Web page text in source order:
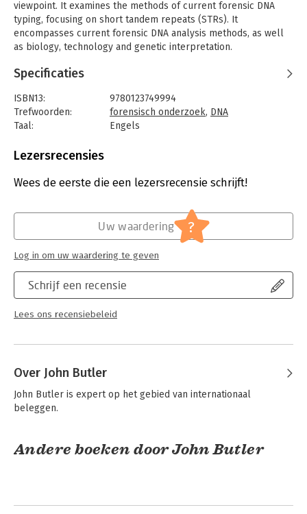
viewpoint. It examines the methods of current forensic DNA
typing, focusing on short tandem repeats (STRs). It
encompasses current forensic DNA analysis methods, as well
as biology, technology and genetic interpretation.
This book reviews the methods of forensic DNA testing used in
the first two decades since early 1980’s, and it offers
perspectives on future trends in this field, including new
genetic markers and new technologies. Furthermore, it
explains the process of DNA testing from collection of
amplification, and statistical interpretation. The book also
enforcement investigations.
retaining DNA profiles and the issues involved when people
use a database to search for close relatives. Students of
forensic DNA analysis, forensic scientists, and members of the
law enforcement and legal professions who want to know
more about STR typing will find this book invaluable.
Specificaties
ISBN13:
9780123749994
Trefwoorden:
forensisch onderzoek, DNA
Taal:
Engels
Aantal pagina's:
Druk:
1
Mens en maatschappij
Jongbloed:
Strafrecht - Criminologie
Lezersrecensies
Wees de eerste die een lezersrecensie schrijft!
Schrijf een recensie
Lees ons recensiebeleid
Uw waardering ?
Log in om uw waardering te geven
Over John Butler
John Butler is expert op het gebied van internationaal
beleggen.
Andere boeken door John Butler